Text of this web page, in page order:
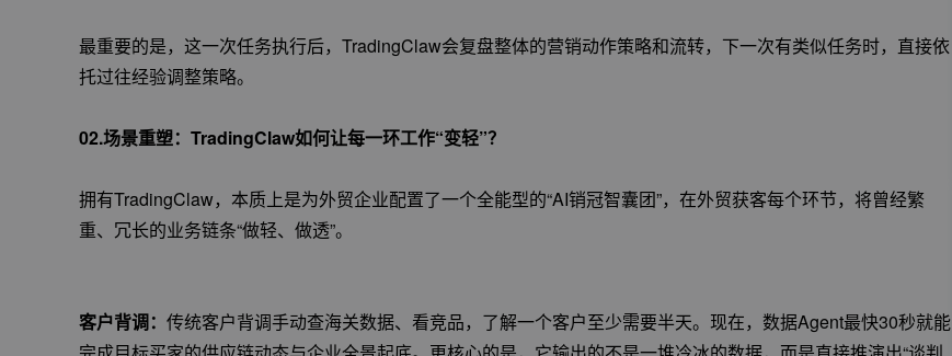
最重要的是，这一次任务执行后，TradingClaw会复盘整体的营销动作策略和流转，下一次有类似任务时，直接依
托过往经验调整策略。
02.场景重塑：TradingClaw如何让每一环工作“变轻”？
拥有TradingClaw，本质上是为外贸企业配置了一个全能型的“AI销冠智囊团”，在外贸获客每个环节，将曾经繁
重、冗长的业务链条“做轻、做透”。
客户背调： 传统客户背调手动查海关数据、看竞品，了解一个客户至少需要半天。现在，数据Agent最快30秒就能